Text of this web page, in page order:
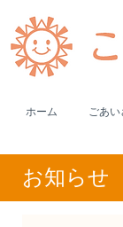
ホーム ごあい
​お知らせ